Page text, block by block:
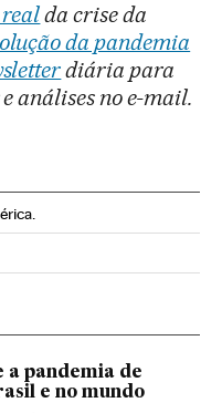
realda crise da
da pandemia
diária para
análises no e-mail.
en Facebook
a pandemia de
e no mundo